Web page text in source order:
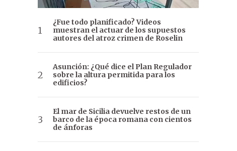
¿Fue todo planificado? Videos
muestran el actuar de los supuestos
autores del atroz crimen de Roselin
Asunción: ¿Qué dice el Plan Regulador
sobre la altura permitida para los
edificios?
El mar de Sicilia devuelve restos de un
barco de la época romana con cientos
de ánforas